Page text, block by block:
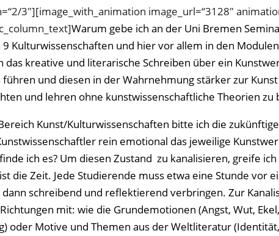
3″][image_with_animation image_url=“3128″
Warum gebe ich an der Uni Bremen
9 Kulturwissenschaften und hier vor allem in den
das kreative und literarische Schreiben über ein
und diesen in der Wahrnehmung stärker zur
und lehren ohne kunstwissenschaftliche Theorien zu
Kunst/Kulturwissenschaften bitte ich die
rein emotional das jeweilige
ich es? Um diesen Zustand zu kanalisieren, greife
die Zeit. Jede Studierende muss etwa eine Stunde vor
schreibend und reflektierend verbringen. Zur
mit: wie die Grundemotionen (Angst, Wut,
oder Motive und Themen aus der Weltliteratur